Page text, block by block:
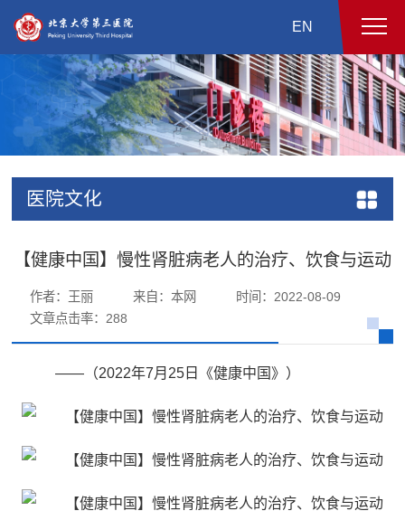
EN
医院文化
【健康中国】慢性肾脏病老人的治疗、饮食与运动
作者：王丽 来自：本网
时间：2022-08-09
文章点击率： 288
——（2022年7月25日《健康中国》）